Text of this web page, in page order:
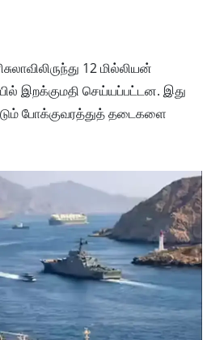
12 மில்லியன்
இறக்குமதி செய்யப்பட்டன. இது
போக்குவரத்துத் தடைகளை